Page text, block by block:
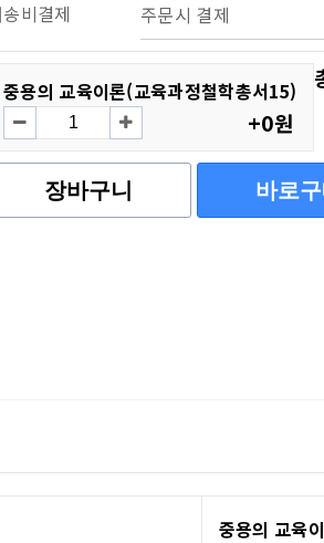
비결제
주문시 결제
중용의 교육이론(교육과정철학총서15)
+0원
장바구니 바로
중용의 교육